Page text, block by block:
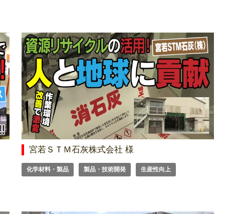
宮若ＳＴＭ石灰株式会社 様
化学材料・製品 製品・技術開発 生産性向上